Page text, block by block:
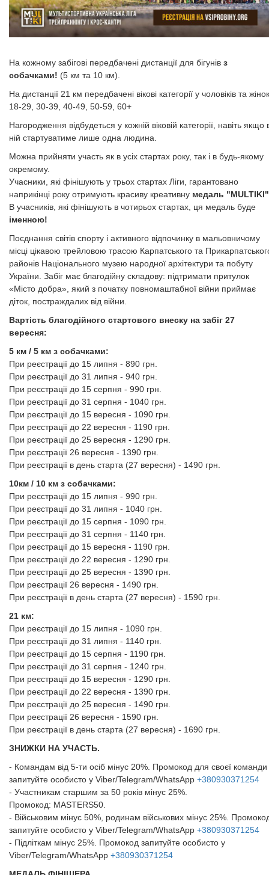
На кожному забігові передбачені дистанції для бігунів з
собачками! (5 км та 10 км).
​​​​​​​На дистанції 21 км передбачені вікові категорії у чоловіків та
18-29, 30-39, 40-49, 50-59, 60+
Нагородження відбудеться у кожній віковій категорії, навіть якщо
ній стартуватиме лише одна людина.
Можна прийняти участь як в усіх стартах року, так і в будь-якому
окремому.
Учасники, які фінішують у трьох стартах Ліги, гарантовано
наприкінці року отримують красиву креативну медаль
В учасників, які фінішують в чотирьох стартах, ця медаль буде
іменною!
​​​​​​​​​​​​​​​​​​Поєднання світів спорту і активного відпочинку в мальовничому
місці цікавою трейловою трасою Карпатського та
районів Національного музею народної архітектури та побуту
України. Забіг має благодійну складову: підтримати притулок
«Місто добра», який з початку повномаштабної війни приймає
діток, постраждалих від війни.
​​​​​​​Вартість благодійного стартового внеску на забіг 27
вересня:
5 км / 5 км з собачками:
При реєстрації до 15 липня - 890 грн.
При реєстрації до 31 липня - 940 грн.
При реєстрації до 15 серпня - 990 грн.
При реєстрації до 31 серпня - 1040 грн.
При реєстрації до 15 вересня - 1090 грн.
При реєстрації до 22 вересня - 1190 грн.
При реєстрації до 25 вересня - 1290 грн.
При реєстрації 26 вересня - 1390 грн.
При реєстрації в день старта (27 вересня) - 1490 грн.
10км / 10 км з собачками:
При реєстрації до 15 липня - 990 грн.
При реєстрації до 31 липня - 1040 грн.
При реєстрації до 15 серпня - 1090 грн.
При реєстрації до 31 серпня - 1140 грн.
При реєстрації до 15 вересня - 1190 грн.
При реєстрації до 22 вересня - 1290 грн.
При реєстрації до 25 вересня - 1390 грн.
При реєстрації 26 вересня - 1490 грн.
При реєстрації в день старта (27 вересня) - 1590 грн.
21 км:
При реєстрації до 15 липня - 1090 грн.
При реєстрації до 31 липня - 1140 грн.
При реєстрації до 15 серпня - 1190 грн.
При реєстрації до 31 серпня - 1240 грн.
При реєстрації до 15 вересня - 1290 грн.
При реєстрації до 22 вересня - 1390 грн.
При реєстрації до 25 вересня - 1490 грн.
При реєстрації 26 вересня - 1590 грн.
При реєстрації в день старта (27 вересня) - 1690 грн.
ЗНИЖКИ НА УЧАСТЬ.
- Командам від 5-ти осіб мінус 20%. Промокод для своєї команди
запитуйте особисто у Viber/Telegram/WhatsApp +380930371254
- Участникам старшим за 50 років мінус 25%.
Промокод: MASTERS50.
- Військовим мінус 50%, родинам військових мінус 25%.
запитуйте особисто у Viber/Telegram/WhatsApp +380930371254
- Підліткам мінус 25%. Промокод запитуйте особисто у
Viber/Telegram/WhatsApp +380930371254